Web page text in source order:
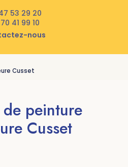
53 29 20
41 99 10
nous
Cusset
de peinture
Cusset